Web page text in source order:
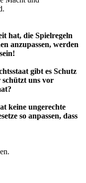
hat, die Spielregeln
anzupassen, werden
gibt es Schutz
uns vor
keine ungerechte
so anpassen, dass